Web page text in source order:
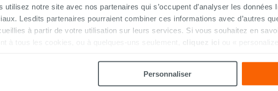
utilisez notre site avec nos partenaires qui s’occupent d’analyser les données
Lesdits partenaires pourraient combiner ces informations avec d’autres
à partir de votre utilisation sur leurs services. Si vous souhaitez en
à tous les cookies, ou à quelques-uns seulement,
cliquez ici ou «
Personnaliser
45° laiton
Protection acoustique Otval pour
sanitaires adossés au mur